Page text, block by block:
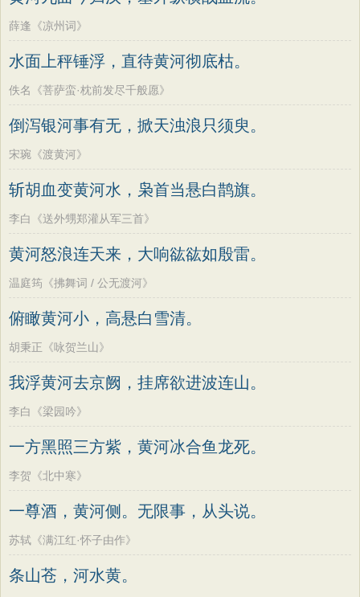
薛逢《凉州词》
水面上秤锤浮，直待黄河彻底枯。
佚名《菩萨蛮·枕前发尽千般愿》
倒泻银河事有无，掀天浊浪只须臾。
宋琬《渡黄河》
斩胡血变黄河水，枭首当悬白鹊旗。
李白《送外甥郑灌从军三首》
黄河怒浪连天来，大响谹谹如殷雷。
温庭筠《拂舞词 / 公无渡河》
俯瞰黄河小，高悬白雪清。
胡秉正《咏贺兰山》
我浮黄河去京阙，挂席欲进波连山。
李白《梁园吟》
一方黑照三方紫，黄河冰合鱼龙死。
李贺《北中寒》
一尊酒，黄河侧。无限事，从头说。
苏轼《满江红·怀子由作》
条山苍，河水黄。